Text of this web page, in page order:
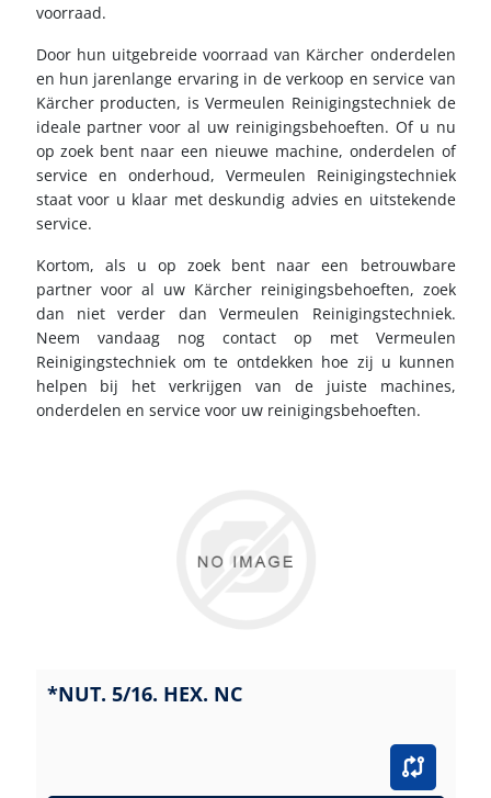
voorraad.
Door hun uitgebreide voorraad van Kärcher onderdelen
en hun jarenlange ervaring in de verkoop en service van
Kärcher producten, is Vermeulen Reinigingstechniek de
ideale partner voor al uw reinigingsbehoeften. Of u nu
op zoek bent naar een nieuwe machine, onderdelen of
service en onderhoud, Vermeulen Reinigingstechniek
staat voor u klaar met deskundig advies en uitstekende
service.
Kortom, als u op zoek bent naar een betrouwbare
partner voor al uw Kärcher reinigingsbehoeften, zoek
dan niet verder dan Vermeulen Reinigingstechniek.
Neem vandaag nog contact op met Vermeulen
Reinigingstechniek om te ontdekken hoe zij u kunnen
helpen bij het verkrijgen van de juiste machines,
onderdelen en service voor uw reinigingsbehoeften.
*NUT. 5/16. HEX. NC